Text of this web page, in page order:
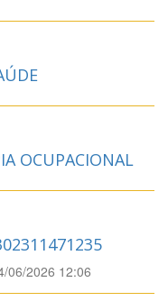
OCUPACIONAL
06/2026 12:06